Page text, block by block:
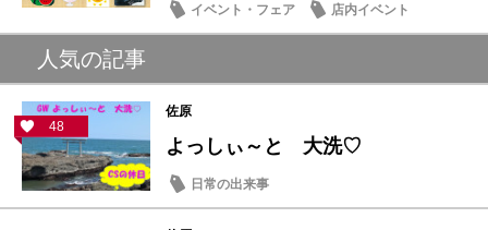
イベント・フェア 店内イベント
人気の記事
48
佐原
よっしぃ～と 大洗♡
日常の出来事